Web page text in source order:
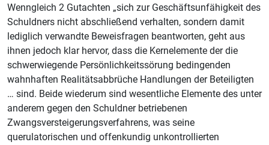
Wenngleich 2 Gutachten „sich zur Geschäftsunfähigkeit des
Schuldners nicht abschließend verhalten, sondern damit
lediglich verwandte Beweisfragen beantworten, geht aus
ihnen jedoch klar hervor, dass die Kernelemente der die
schwerwiegende Persönlichkeitssörung bedingenden
wahnhaften Realitätsabbrüche Handlungen der Beteiligten
… sind. Beide wiederum sind wesentliche Elemente des unter
anderem gegen den Schuldner betriebenen
Zwangsversteigerungsverfahrens, was seine
querulatorischen und offenkundig unkontrollierten